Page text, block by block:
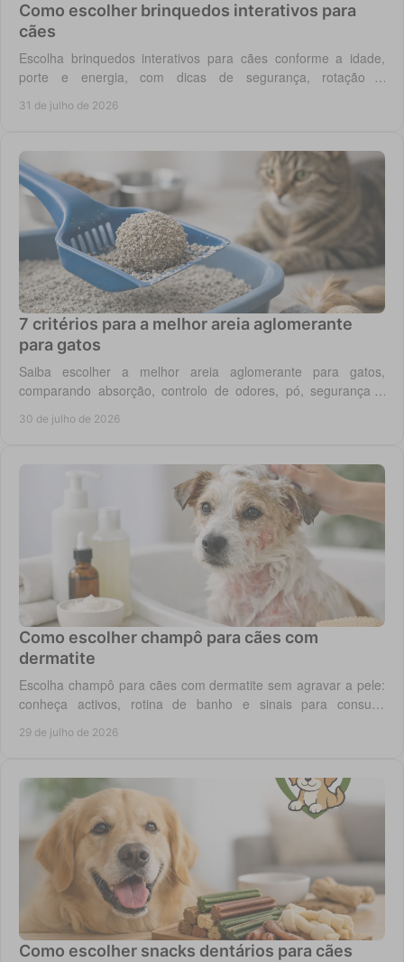
Como escolher brinquedos interativos para
cães
Escolha brinquedos interativos para cães conforme a idade,
porte e energia, com dicas de segurança, rotação e
31 de julho de 2026
7 critérios para a melhor areia aglomerante
para gatos
Saiba escolher a melhor areia aglomerante para gatos,
comparando absorção, controlo de odores, pó, segurança e
30 de julho de 2026
Como escolher champô para cães com
dermatite
Escolha champô para cães com dermatite sem agravar a pele:
conheça activos, rotina de banho e sinais para consulta
29 de julho de 2026
Como escolher snacks dentários para cães